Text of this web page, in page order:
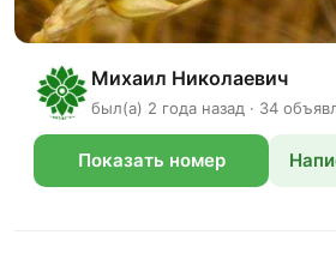
Михаил Николаевич
был(а) 2 года назад · 34
Показать номер